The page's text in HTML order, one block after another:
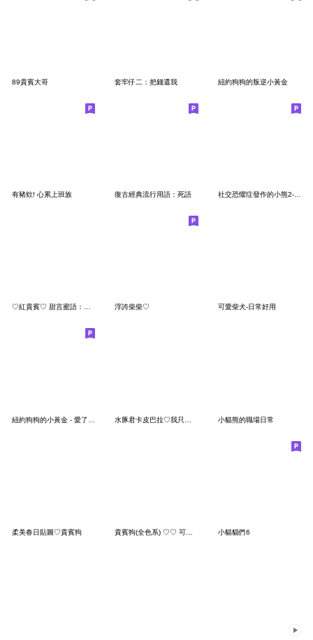
89貴賓大哥 套牢仔二：把錢還我 紐約狗狗的叛逆小黃金
有豬欸! 心累上班族 復古經典流行用語：死語 社交恐懼症發作的小熊2-垃圾～請上車
♡紅貴賓♡ 甜言蜜語：情人節告白篇 浮誇柴柴♡ 可愛柴犬-日常好用
小貓熊的職場日常
柔美春日貼圖♡貴賓狗 小貓貓們6